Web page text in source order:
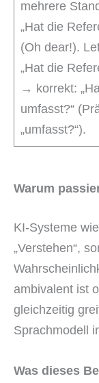
mehrere
„Hat die
(Oh dear!).
„Hat die
→ korrekt:
umfasst?“
„umfasst?“).
Warum
KI-Systeme
„Verstehen“,
ambivalent ist
gleichzeitig
Sprachmodell
Was dieses